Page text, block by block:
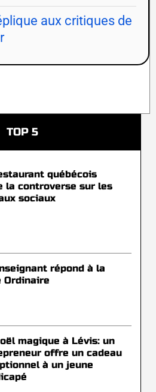
aux critiques de
TOP 5
québécois
la controverse sur les
sociaux
répond à la
Ordinaire
magique à Lévis: un
offre un cadeau
à un jeune